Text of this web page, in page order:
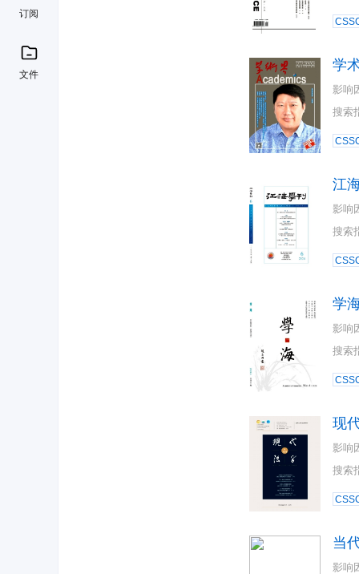
订阅
文件
学
影响
搜索
江
影响
搜索
学
影响
搜索
现
影响
搜索
当
影响